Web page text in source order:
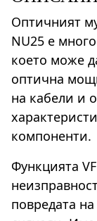
Оптичният
NU25 е
което може
оптична
на кабели и
компоненти.
Функцията
повредата